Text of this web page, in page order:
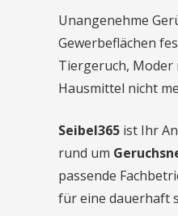
Unangenehme
Gewerbeflächen
Tiergeruch, Moder
Hausmittel nicht
Seibel365 ist Ihr
rund um
passende
für eine dauerhaft